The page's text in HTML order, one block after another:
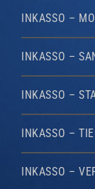
INKASSO –
INKASSO –
INKASSO –
INKASSO –
INKASSO –